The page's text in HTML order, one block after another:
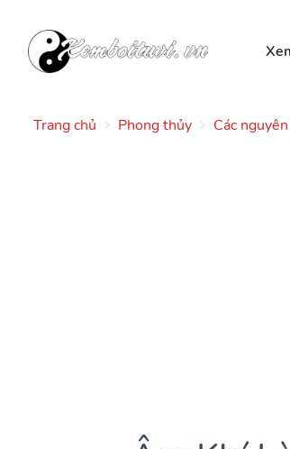
Trang chủ Phong thủy Các